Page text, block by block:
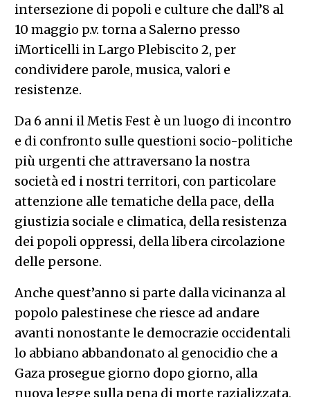
intersezione di popoli e culture che dall’8 al
10 maggio p.v. torna a Salerno presso
iMorticelli in Largo Plebiscito 2, per
condividere parole, musica, valori e
resistenze.
Da 6 anni il Metis Fest è un luogo di incontro
e di confronto sulle questioni socio-politiche
più urgenti che attraversano la nostra
società ed i nostri territori, con particolare
attenzione alle tematiche della pace, della
giustizia sociale e climatica, della resistenza
dei popoli oppressi, della libera circolazione
delle persone.
Anche quest’anno si parte dalla vicinanza al
popolo palestinese che riesce ad andare
avanti nonostante le democrazie occidentali
lo abbiano abbandonato al genocidio che a
Gaza prosegue giorno dopo giorno, alla
nuova legge sulla pena di morte razializzata,